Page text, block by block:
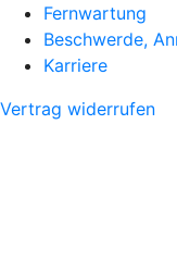
Fernwartung
Beschwerde,
Karriere
Vertrag widerrufen